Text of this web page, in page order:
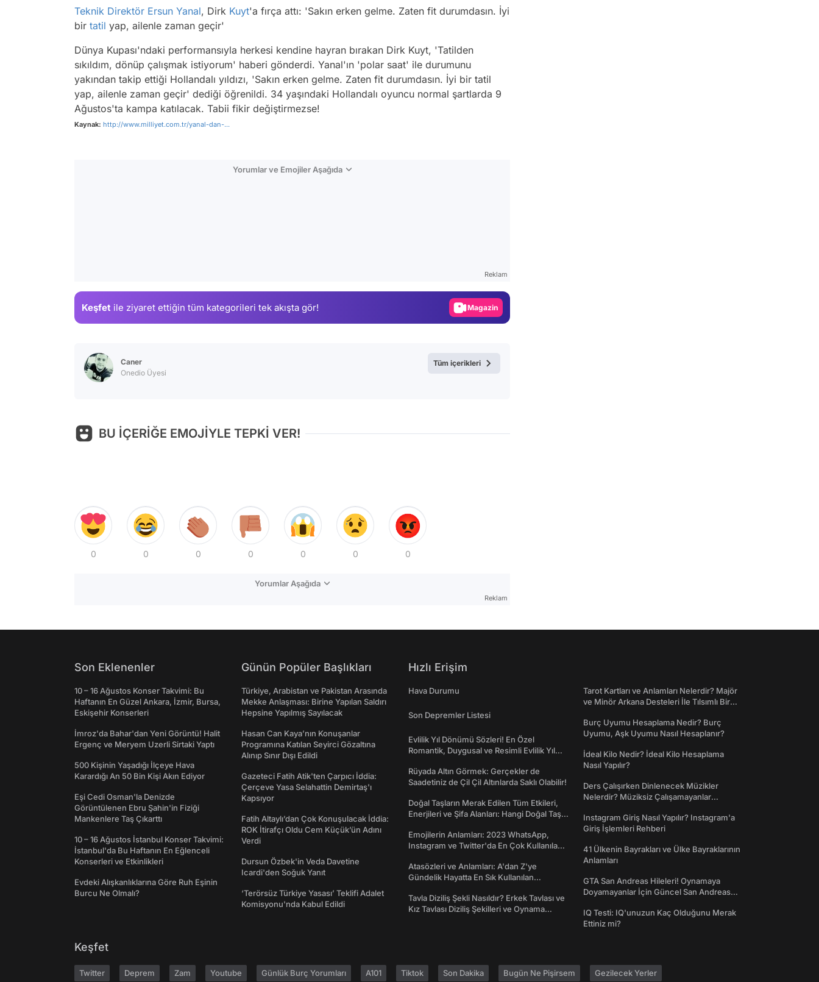
Teknik Direktör Ersun Yanal, Dirk Kuyt'a fırça attı: 'Sakın erken gelme. Zaten fit durumdasın. İyi
bir tatil yap, ailenle zaman geçir'
Dünya Kupası'ndaki performansıyla herkesi kendine hayran bırakan Dirk Kuyt, 'Tatilden
sıkıldım, dönüp çalışmak istiyorum' haberi gönderdi. Yanal'ın 'polar saat' ile durumunu
yakından takip ettiği Hollandalı yıldızı, 'Sakın erken gelme. Zaten fit durumdasın. İyi bir tatil
yap, ailenle zaman geçir' dediği öğrenildi. 34 yaşındaki Hollandalı oyuncu normal şartlarda 9
Ağustos'ta kampa katılacak. Tabii fikir değiştirmezse!
Kaynak: http://www.milliyet.com.tr/yanal-dan-...
Yorumlar ve Emojiler Aşağıda
Reklam
Keşfet ile ziyaret ettiğin tüm kategorileri tek akışta gör! Magazin
Caner
Onedio Üyesi
Tüm içerikleri
BU İÇERİĞE EMOJİYLE TEPKİ VER!
0 0 0 0 0 0 0
Yorumlar Aşağıda
Reklam
Son Eklenenler
10 – 16 Ağustos Konser Takvimi: Bu
Haftanın En Güzel Ankara, İzmir, Bursa,
Eskişehir Konserleri
İmroz'da Bahar'dan Yeni Görüntü! Halit
Ergenç ve Meryem Uzerli Sirtaki Yaptı
500 Kişinin Yaşadığı İlçeye Hava
Karardığı An 50 Bin Kişi Akın Ediyor
Eşi Cedi Osman'la Denizde
Görüntülenen Ebru Şahin'in Fiziği
Mankenlere Taş Çıkarttı
10 – 16 Ağustos İstanbul Konser Takvimi:
İstanbul'da Bu Haftanın En Eğlenceli
Konserleri ve Etkinlikleri
Evdeki Alışkanlıklarına Göre Ruh Eşinin
Burcu Ne Olmalı?
Günün Popüler Başlıkları
Türkiye, Arabistan ve Pakistan Arasında
Mekke Anlaşması: Birine Yapılan Saldırı
Hepsine Yapılmış Sayılacak
Hasan Can Kaya’nın Konuşanlar
Programına Katılan Seyirci Gözaltına
Alınıp Sınır Dışı Edildi
Gazeteci Fatih Atik'ten Çarpıcı İddia:
Çerçeve Yasa Selahattin Demirtaş'ı
Kapsıyor
Fatih Altaylı’dan Çok Konuşulacak İddia:
ROK İtirafçı Oldu Cem Küçük’ün Adını
Verdi
Dursun Özbek'in Veda Davetine
Icardi'den Soğuk Yanıt
‘Terörsüz Türkiye Yasası’ Teklifi Adalet
Komisyonu'nda Kabul Edildi
Hızlı Erişim
Hava Durumu
Son Depremler Listesi
Evlilik Yıl Dönümü Sözleri! En Özel
Romantik, Duygusal ve Resimli Evlilik Yıl
Rüyada Altın Görmek: Gerçekler de
Saadetiniz de Çil Çil Altınlarda Saklı Olabilir!
Doğal Taşların Merak Edilen Tüm Etkileri,
Enerjileri ve Şifa Alanları: Hangi Doğal Taş
Emojilerin Anlamları: 2023 WhatsApp,
Instagram ve Twitter'da En Çok Kullanılan
Atasözleri ve Anlamları: A'dan Z'ye
Gündelik Hayatta En Sık Kullanılan
Tavla Diziliş Şekli Nasıldır? Erkek Tavlası ve
Kız Tavlası Diziliş Şekilleri ve Oynama
Tarot Kartları ve Anlamları Nelerdir? Majör
ve Minör Arkana Desteleri İle Tılsımlı Bir
Burç Uyumu Hesaplama Nedir? Burç
Uyumu, Aşk Uyumu Nasıl Hesaplanır?
İdeal Kilo Nedir? İdeal Kilo Hesaplama
Nasıl Yapılır?
Ders Çalışırken Dinlenecek Müzikler
Nelerdir? Müziksiz Çalışamayanlar
Instagram Giriş Nasıl Yapılır? Instagram'a
Giriş İşlemleri Rehberi
41 Ülkenin Bayrakları ve Ülke Bayraklarının
Anlamları
GTA San Andreas Hileleri! Oynamaya
Doyamayanlar İçin Güncel San Andreas
IQ Testi: IQ'unuzun Kaç Olduğunu Merak
Ettiniz mi?
Keşfet
Twitter Deprem Zam Youtube Günlük Burç Yorumları A101 Tiktok Son Dakika Bugün Ne Pişirsem Gezilecek Yerler